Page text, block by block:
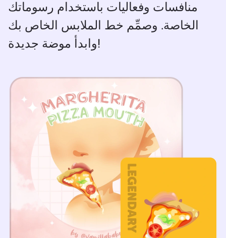
منافسات وفعاليات باستخدام رسوماتك
الخاصة. وصمِّم خط الملابس الخاص بك
وابدأ موضة جديدة!